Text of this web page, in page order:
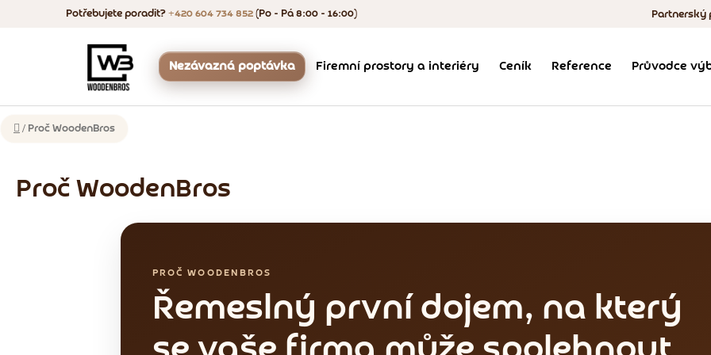
Potřebujete poradit? +420 604 734 852 (Po - Pá 8:00 - 16:00) Partnerský
Nezávazná poptávka Firemní prostory a interiéry Ceník Reference Průvodce
Domů
/ Proč WoodenBros
Proč WoodenBros
PROČ WOODENBROS
Řemeslný první dojem, na který